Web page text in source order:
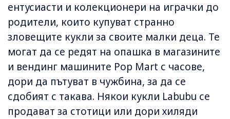
ентусиасти и колекционери на играчки до
родители, които купуват странно
зловещите кукли за своите малки деца. Те
могат да се редят на опашка в магазините
и вендинг машините Pop Mart с часове,
дори да пътуват в чужбина, за да се
сдобият с такава. Някои кукли Labubu се
продават за стотици или дори хиляди